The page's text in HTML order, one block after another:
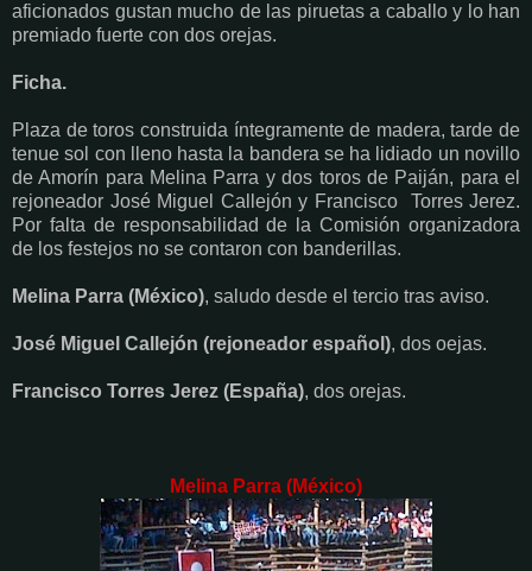
aficionados gustan mucho de las piruetas a caballo y lo han
premiado fuerte con dos orejas.
Ficha.
Plaza de toros construida íntegramente de madera, tarde de
tenue sol con lleno hasta la bandera se ha lidiado un novillo
de Amorín para Melina Parra y dos toros de Paiján, para el
rejoneador José Miguel Callejón y Francisco Torres Jerez.
Por falta de responsabilidad de la Comisión organizadora
de los festejos no se contaron con banderillas.
Melina Parra (México), saludo desde el tercio tras aviso.
José Miguel Callejón (rejoneador español), dos oejas.
Francisco Torres Jerez (España), dos orejas.
Melina Parra (México)